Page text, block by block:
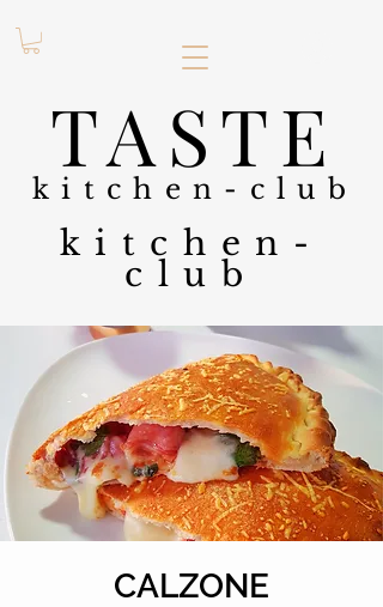
TASTE
kitchen-club
kitchen-
club
CALZONE